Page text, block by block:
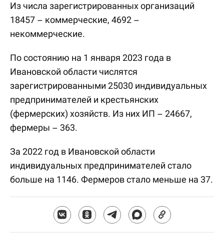
Из числа зарегистрированных организаций
18457 – коммерческие, 4692 –
некоммерческие.
По состоянию на 1 января 2023 года в
Ивановской области числятся
зарегистрированными 25030 индивидуальных
предпринимателей и крестьянских
(фермерских) хозяйств. Из них ИП – 24667,
фермеры – 363.
За 2022 год в Ивановской области
индивидуальных предпринимателей стало
больше на 1146. Фермеров стало меньше на 37.